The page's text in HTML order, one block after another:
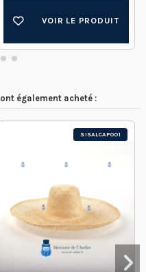
VOIR LE PRODUIT
également acheté :
SISALCAP001